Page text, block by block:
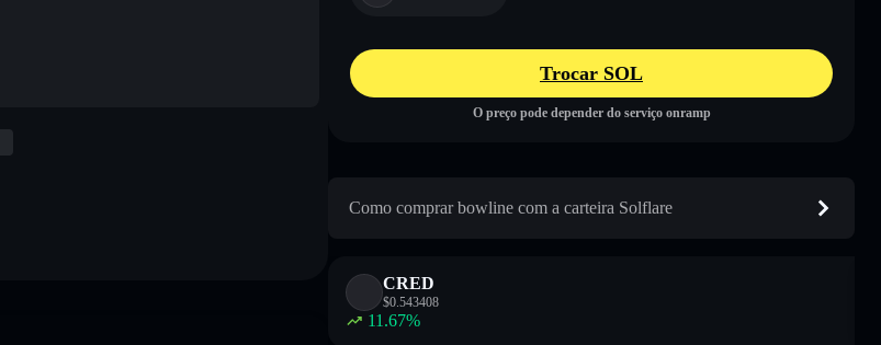
Trocar SOL
O preço pode depender do serviço onramp
Como comprar bowline com a carteira Solflare
CRED
$0.543408
11.67%